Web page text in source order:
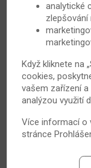
Bechtěrevici
ráno, říká
Ankylozující
revmatické
vyléčit, ale lze
při kterém
páteře,
léčby zásadní i
často, jaké další
rozhovoru Mgr.
analytické
zlepšování
Když kliknete na
cookies,
vašem zařízení
analýzou využití
Více informací o
stránce